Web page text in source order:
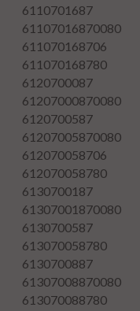
6110701687
61107016870080
611070168706
611070168780
6120700087
61207000870080
6120700587
61207005870080
612070058706
612070058780
6130700187
61307001870080
6130700587
613070058780
6130700887
61307008870080
613070088780